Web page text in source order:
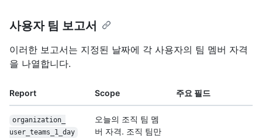
사용자 팀 보고서
이러한 보고서는 지정된 날짜에 각 사용자의 팀 멤버 자격
을 나열합니다.
Report Scope 주요 필드
organization_
user_teams_1_ day
오늘의 조직 팀 멤
버 자격. 조직 팀만